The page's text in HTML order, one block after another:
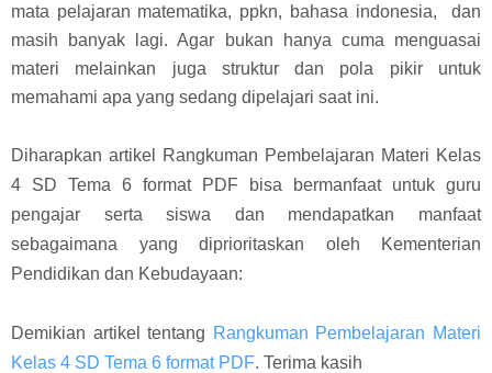
mata pelajaran matematika, ppkn, bahasa indonesia, dan
masih banyak lagi. Agar bukan hanya cuma menguasai
materi melainkan juga struktur dan pola pikir untuk
memahami apa yang sedang dipelajari saat ini.
Diharapkan artikel Rangkuman Pembelajaran Materi Kelas
4 SD Tema 6 format PDF bisa bermanfaat untuk guru
pengajar serta siswa dan mendapatkan manfaat
sebagaimana yang diprioritaskan oleh Kementerian
Pendidikan dan Kebudayaan:
Demikian artikel tentang Rangkuman Pembelajaran Materi
Kelas 4 SD Tema 6 format PDF. Terima kasih